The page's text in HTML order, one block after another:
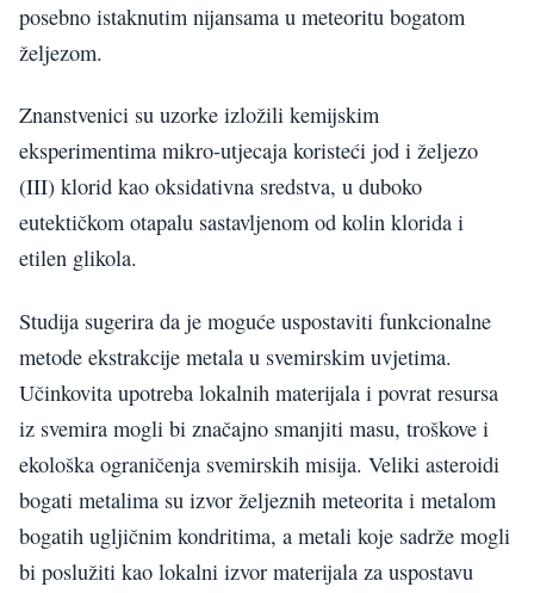
posebno istaknutim nijansama u meteoritu bogatom
željezom.
Znanstvenici su uzorke izložili kemijskim
eksperimentima mikro-utjecaja koristeći jod i željezo
(III) klorid kao oksidativna sredstva, u duboko
eutektičkom otapalu sastavljenom od kolin klorida i
etilen glikola.
Studija sugerira da je moguće uspostaviti funkcionalne
metode ekstrakcije metala u svemirskim uvjetima.
Učinkovita upotreba lokalnih materijala i povrat resursa
iz svemira mogli bi značajno smanjiti masu, troškove i
ekološka ograničenja svemirskih misija. Veliki asteroidi
bogati metalima su izvor željeznih meteorita i metalom
bogatih ugljičnim kondritima, a metali koje sadrže mogli
bi poslužiti kao lokalni izvor materijala za uspostavu